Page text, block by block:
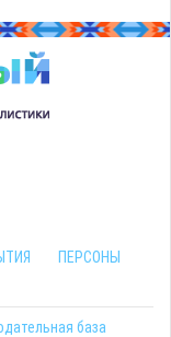
ПЕРСОНЫ
база